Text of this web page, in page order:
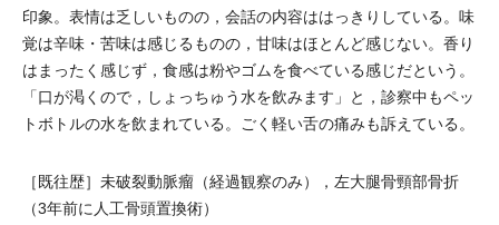
印象。表情は乏しいものの，会話の内容ははっきりしている。味
覚は辛味・苦味は感じるものの，甘味はほとんど感じない。香り
はまったく感じず，食感は粉やゴムを食べている感じだという。
「口が渇くので，しょっちゅう水を飲みます」と，診察中もペッ
トボトルの水を飲まれている。ごく軽い舌の痛みも訴えている。
［既往歴］未破裂動脈瘤（経過観察のみ），左大腿骨頸部骨折
（3年前に人工骨頭置換術）